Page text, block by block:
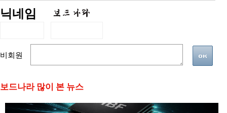
닉네임
비회원
보드나라 많이 본 뉴스